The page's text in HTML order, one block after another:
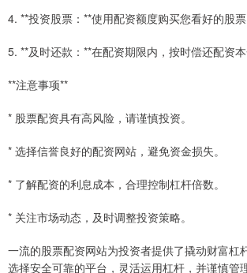
4. **投资股票：**使用配资额度购买您看好的股票
5. **及时还款：**在配资期限内，按时偿还配资本
**注意事项**
* 股票配资具有高风险，请谨慎投资。
* 选择信誉良好的配资网站，避免资金损失。
* 了解配资的利息成本，合理控制杠杆倍数。
* 关注市场动态，及时调整投资策略。
一流的股票配资网站为投资者提供了撬动财富杠
选择安全可靠的平台，灵活运用杠杆，并谨慎管